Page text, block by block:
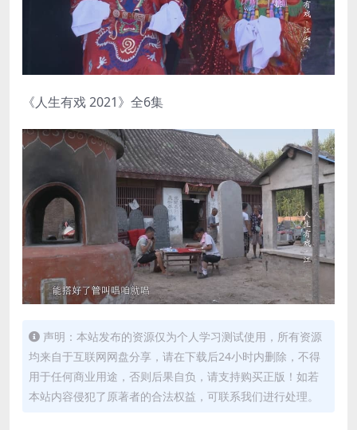
《人生有戏 2021》全6集
声明：本站发布的资源仅为个人学习测试使用，所有资源
均来自于互联网网盘分享，请在下载后24小时内删除，不得
用于任何商业用途，否则后果自负，请支持购买正版！如若
本站内容侵犯了原著者的合法权益，可联系我们进行处理。